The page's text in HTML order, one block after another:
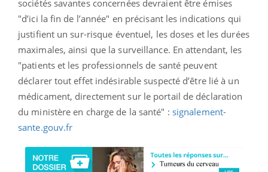
sociétés savantes concernées devraient être émises
"d’ici la fin de l’année" en précisant les indications qui
justifient un sur-risque éventuel, les doses et les durées
maximales, ainsi que la surveillance. En attendant, les
"patients et les professionnels de santé peuvent
déclarer tout effet indésirable suspecté d’être lié à un
médicament, directement sur le portail de déclaration
du ministère en charge de la santé" : signalement-
sante.gouv.fr